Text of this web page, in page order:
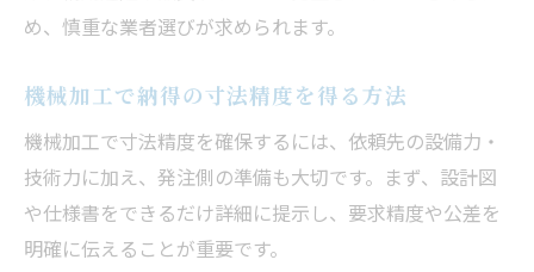
め、慎重な業者選びが求められます。
機械加工で納得の寸法精度を得る方法
機械加工で寸法精度を確保するには、依頼先の設備力・
技術力に加え、発注側の準備も大切です。まず、設計図
や仕様書をできるだけ詳細に提示し、要求精度や公差を
明確に伝えることが重要です。